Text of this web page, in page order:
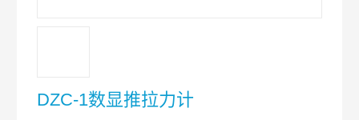
DZC-1数显推拉力计